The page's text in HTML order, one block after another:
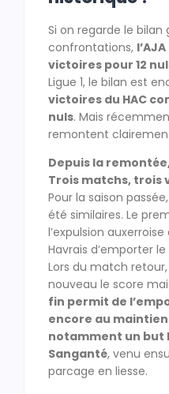
Si on regarde le bilan
confrontations,
victoires pour 12
Ligue 1, le bilan est
victoires du HAC
nuls. Mais
remontent
Depuis la
Trois matchs, trois
Pour la saison
été similaires. Le
l’expulsion
Havrais d’emporter
Lors du match
nouveau le score
fin permit de
encore au
notamment un but
Sanganté, venu
parcage en liesse.